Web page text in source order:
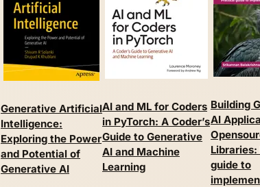
Generative Artificial
Intelligence:
Exploring the Power
and Potential of
Generative AI
AI and ML for Coders
in PyTorch: A Coder’s
Guide to Generative
AI and Machine
Learning
Building
AI
guide to